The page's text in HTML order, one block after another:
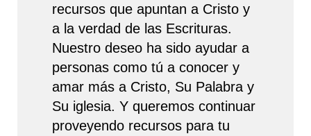
recursos que apuntan a Cristo y
a la verdad de las Escrituras.
Nuestro deseo ha sido ayudar a
personas como tú a conocer y
amar más a Cristo, Su Palabra y
Su iglesia. Y queremos continuar
proveyendo recursos para tu